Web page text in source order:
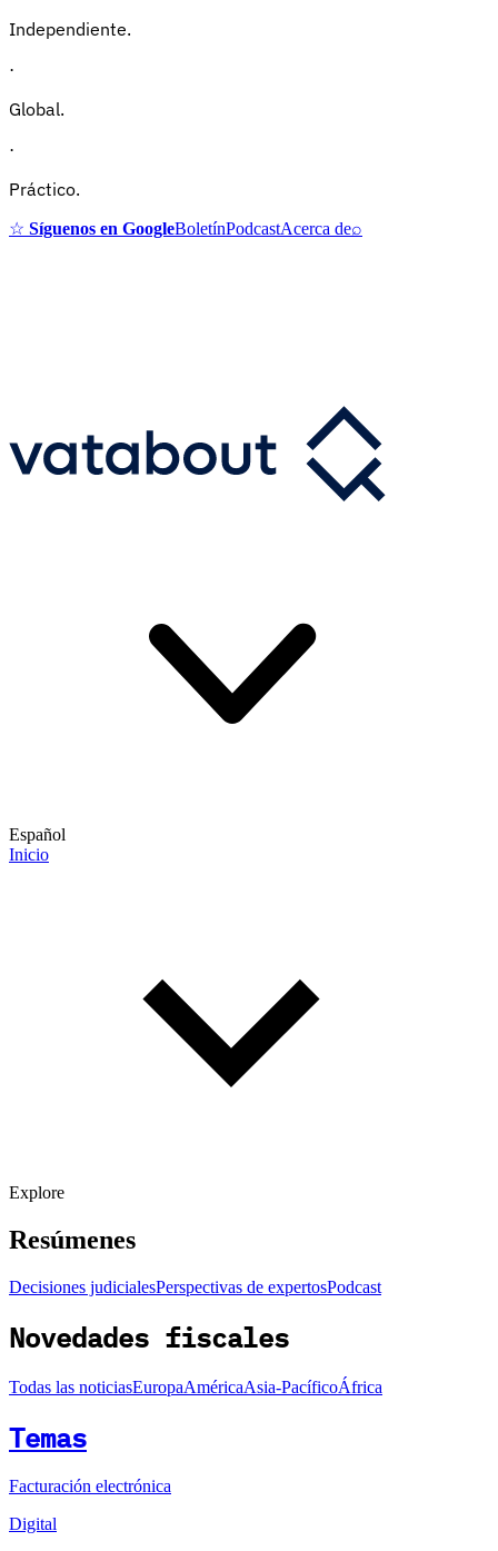
Independiente.
·
Global.
·
Práctico.
☆ Síguenos en GoogleBoletínPodcastAcerca de⌕
Español
Inicio
Explore
Resúmenes
Decisiones judicialesPerspectivas de expertosPodcast
Novedades fiscales
Todas las noticiasEuropaAméricaAsia-PacíficoÁfrica
Temas
Facturación electrónica
Digital